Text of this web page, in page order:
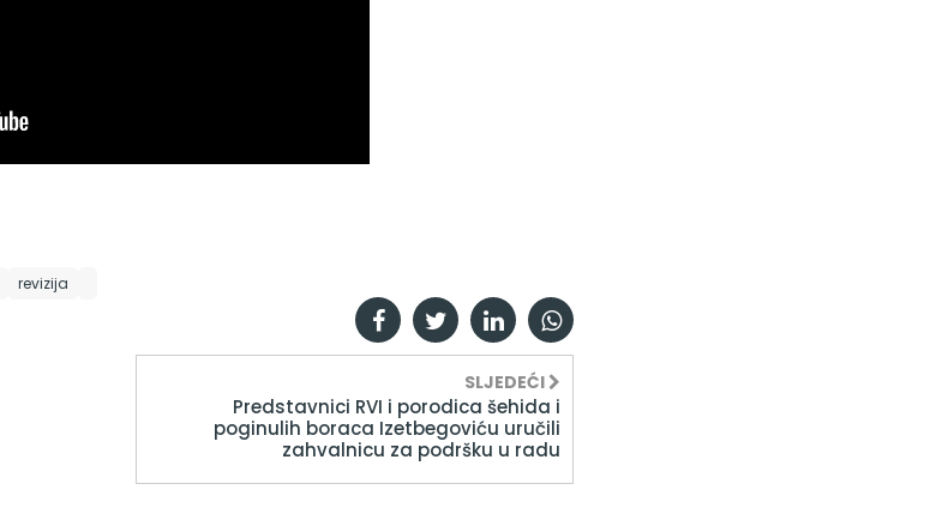
revizija
SLJEDEĆI
Predstavnici RVI i porodica šehida i
poginulih boraca Izetbegoviću uručili
zahvalnicu za podršku u radu